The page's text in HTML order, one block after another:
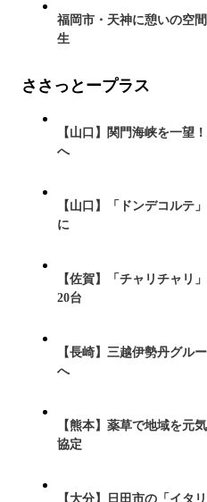
福岡市・天神に憩いの空
生
ささっとープラス
【山口】関門海峡を一望
へ
【山口】「ドンデコルテ
に
【佐賀】「チャリチャリ
20台
【長崎】三越伊勢丹グル
へ
【熊本】薬草で地域を元
協定
【大分】日田市の「イタ